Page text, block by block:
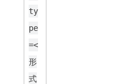
ty
pe
=<
形
式